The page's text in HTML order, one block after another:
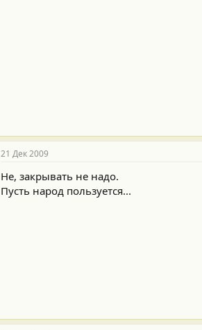
21 Дек 2009
Не, закрывать не надо.
Пусть народ пользуется...